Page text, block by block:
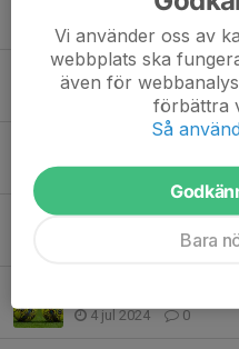
1 apr 2025
Länk till
29 mar 2025 0
29 mar 2025 0
Bemanning kiosk
1
4 jul 2024 0
Vi använder oss av
webbplats ska
även för
förbättra
Så
Bara